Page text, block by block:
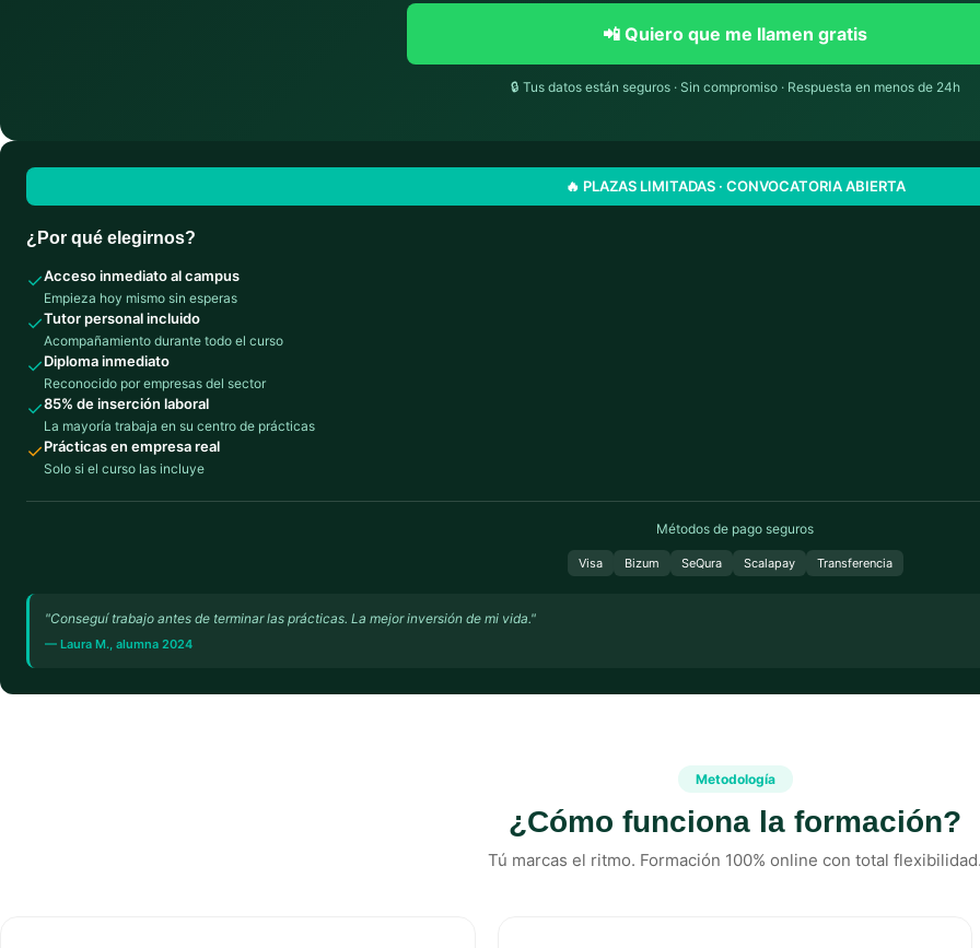
📲 Quiero que me llamen gratis
🔒 Tus datos están seguros · Sin compromiso · Respuesta en menos de 24h
🔥 PLAZAS LIMITADAS · CONVOCATORIA ABIERTA
¿Por qué elegirnos?
✓Acceso inmediato al campus
Empieza hoy mismo sin esperas
✓Tutor personal incluido
Acompañamiento durante todo el curso
✓Diploma inmediato
Reconocido por empresas del sector
✓85% de inserción laboral
La mayoría trabaja en su centro de prácticas
✓Prácticas en empresa real
Solo si el curso las incluye
Métodos de pago seguros
Visa Bizum SeQura Scalapay Transferencia
"Conseguí trabajo antes de terminar las prácticas. La mejor inversión de mi vida."
— Laura M., alumna 2024
Metodología
¿Cómo funciona la formación?
Tú marcas el ritmo. Formación 100% online con total